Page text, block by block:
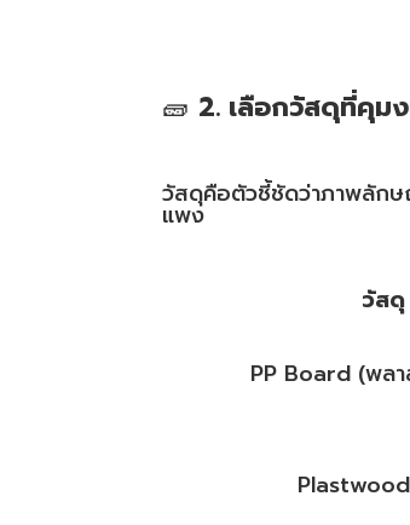
🧱 2. เลือกวัสดุที่คุม
วัสดุคือตัวชี้ชัดว่าภาพลักษ
แพง
วัสดุ
PP Board (พล